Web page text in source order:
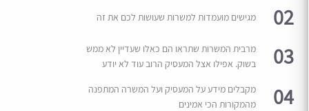
02 מגישים מועמדות למשרות שעושות לכם את זה
03
מרבית המשרות שתראו הם כאלו שעדיין לא ממש
בשוק. אפילו אצל המעסיק הרוב עוד לא יודע
04
מקבלים מידע על המעסיק ועל המשרה המתפנה
מהמקורות הכי אמינים